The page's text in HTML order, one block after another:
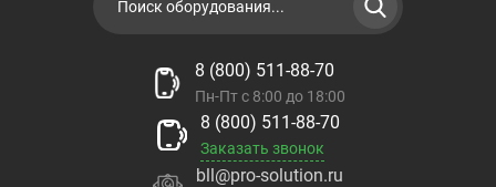
8 (800) 511-88-70
Пн-Пт с 8:00 до 18:00
8 (800) 511-88-70
Заказать звонок
bll@pro-solution.ru